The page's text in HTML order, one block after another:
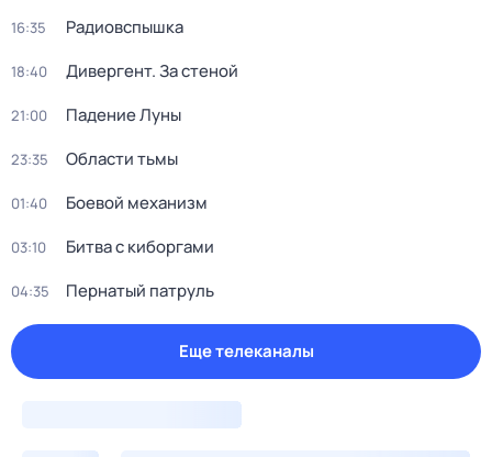
16:35 Радиовспышка
18:40 Дивергент. За стеной
21:00 Падение Луны
23:35 Области тьмы
01:40 Боевой механизм
03:10 Битва с киборгами
04:35 Пернатый патруль
Еще телеканалы